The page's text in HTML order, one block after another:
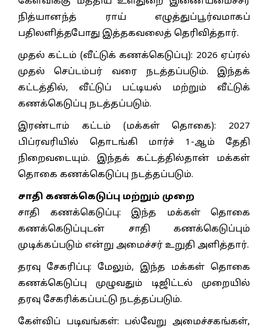
நித்யானந்த் ராய் எழுத்துப்பூர்வமாகப்
பதிலளித்தபோது இத்தகவலைத் தெரிவித்தார்.
முதல் கட்டம் (வீட்டுக் கணக்கெடுப்பு): 2026 ஏப்ரல்
முதல் செப்டம்பர் வரை நடத்தப்படும். இந்தக்
கட்டத்தில், வீட்டுப் பட்டியல் மற்றும் வீட்டுக்
கணக்கெடுப்பு நடத்தப்படும்.
இரண்டாம் கட்டம் (மக்கள் தொகை): 2027
பிப்ரவரியில் தொடங்கி மார்ச் 1-ஆம் தேதி
நிறைவடையும். இந்தக் கட்டத்தில்தான் மக்கள்
தொகை கணக்கெடுப்பு நடத்தப்படும்.
சாதி கணக்கெடுப்பு மற்றும் முறை
சாதி கணக்கெடுப்பு: இந்த மக்கள் தொகை
கணக்கெடுப்புடன் சாதி கணக்கெடுப்பும்
முடிக்கப்படும் என்று அமைச்சர் உறுதி அளித்தார்.
தரவு சேகரிப்பு: மேலும், இந்த மக்கள் தொகை
கணக்கெடுப்பு முழுவதும் டிஜிட்டல் முறையில்
தரவு சேகரிக்கப்பட்டு நடத்தப்படும்.
கேள்விப் படிவங்கள்: பல்வேறு அமைச்சகங்கள்,